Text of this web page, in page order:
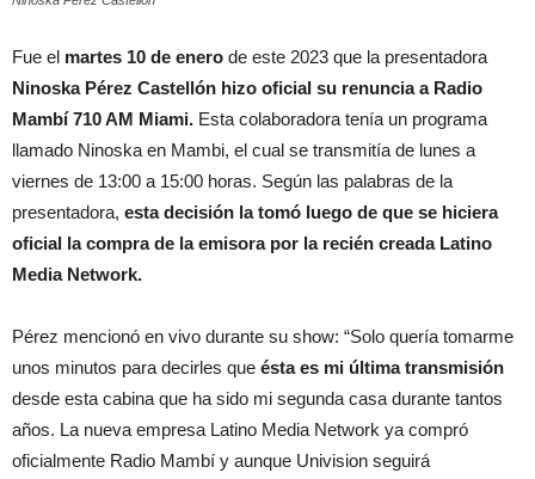
Fue el martes 10 de enero de este 2023 que la presentadora
Ninoska Pérez Castellón hizo oficial su renuncia a Radio
Mambí 710 AM Miami. Esta colaboradora tenía un programa
llamado Ninoska en Mambi, el cual se transmitía de lunes a
viernes de 13:00 a 15:00 horas. Según las palabras de la
presentadora, esta decisión la tomó luego de que se hiciera
oficial la compra de la emisora por la recién creada Latino
Media Network.
Pérez mencionó en vivo durante su show: “Solo quería tomarme
unos minutos para decirles que ésta es mi última transmisión
desde esta cabina que ha sido mi segunda casa durante tantos
años. La nueva empresa Latino Media Network ya compró
oficialmente Radio Mambí y aunque Univision seguirá